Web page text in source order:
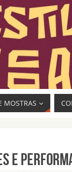
MOSTRAS
e